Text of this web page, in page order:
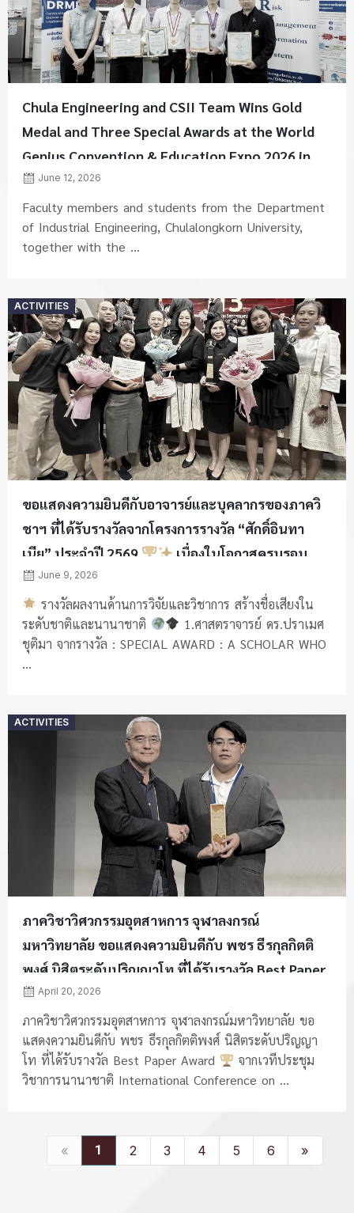
Chula Engineering and CSII Team Wins Gold
Medal and Three Special Awards at the World
Genius Convention & Education Expo 2026 in
Japan
June 12, 2026
Faculty members and students from the Department
of Industrial Engineering, Chulalongkorn University,
together with the ...
ACTIVITIES
ขอแสดงความยินดีกับอาจารย์และบุคลากรของภาควิ
ชาฯ ที่ได้รับรางวัลจากโครงการรางวัล “ศักดิ์อินทา
เนีย” ประจำปี 2569
เนื่องในโอกาสครบรอบ
113 ปี แห่งการสถาปนาคณะวิศวกรรมศาสตร์
จุฬาลงกรณ์มหาวิทยาลัย
Posted
on
June 9, 2026
รางวัลผลงานด้านการวิจัยและวิชาการ สร้างชื่อเสียงใน
ระดับชาติและนานาชาติ
1.ศาสตราจารย์ ดร.ปราเมศ
ชุติมา จากรางวัล : SPECIAL AWARD : A SCHOLAR WHO
...
ACTIVITIES
ภาควิชาวิศวกรรมอุตสาหการ จุฬาลงกรณ์
มหาวิทยาลัย ขอแสดงความยินดีกับ พชร ธีรกุลกิตติ
พงศ์ นิสิตระดับปริญญาโท ที่ได้รับรางวัล Best Paper
Award
Posted
April 20, 2026
ภาควิชาวิศวกรรมอุตสาหการ จุฬาลงกรณ์มหาวิทยาลัย ขอ
แสดงความยินดีกับ พชร ธีรกุลกิตติพงศ์ นิสิตระดับปริญญา
โท ที่ได้รับรางวัล Best Paper Award
จากเวทีประชุม
วิชาการนานาชาติ International Conference on ...
« 1 2 3 4 5 6 »